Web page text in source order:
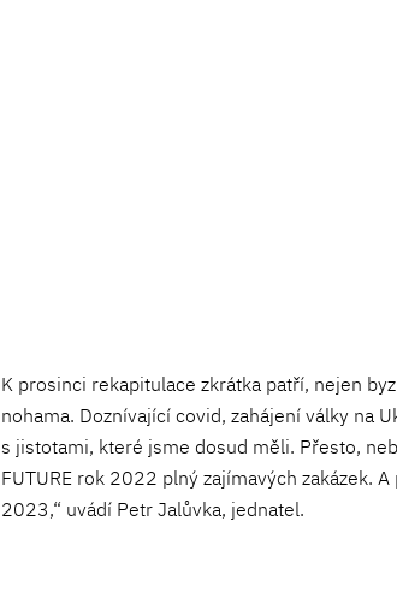
K prosinci rekapitulace zkrátka patří, nejen
nohama. Doznívající covid, zahájení války na
s jistotami, které jsme dosud měli. Přesto,
FUTURE rok 2022 plný zajímavých zakázek.
2023,“ uvádí Petr Jalůvka, jednatel.